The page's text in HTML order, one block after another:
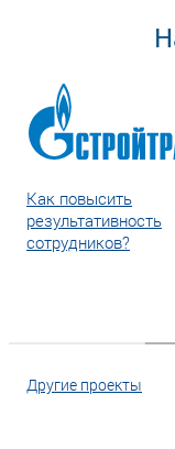
Как повысить
результативность
сотрудников?
Другие проекты